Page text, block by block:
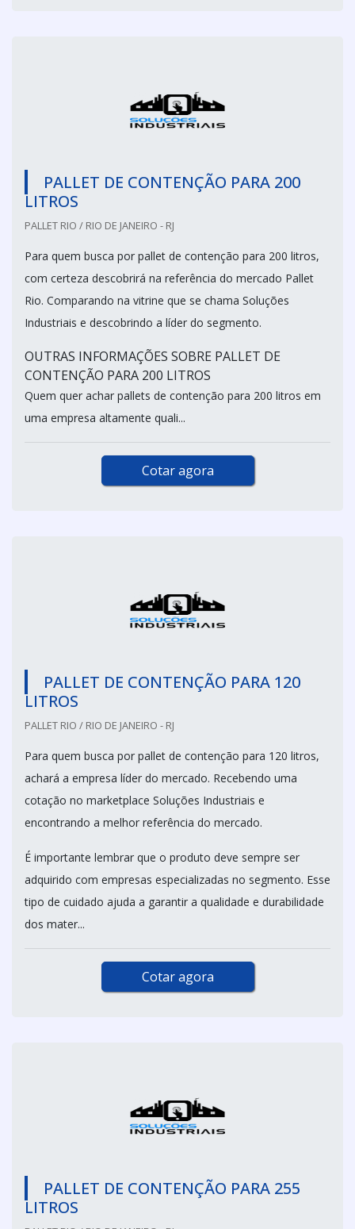
PALLET DE CONTENÇÃO PARA 200
LITROS
PALLET RIO / RIO DE JANEIRO - RJ
Para quem busca por pallet de contenção para 200 litros,
com certeza descobrirá na referência do mercado Pallet
Rio. Comparando na vitrine que se chama Soluções
Industriais e descobrindo a líder do segmento.
OUTRAS INFORMAÇÕES SOBRE PALLET DE
CONTENÇÃO PARA 200 LITROS
Quem quer achar pallets de contenção para 200 litros em
uma empresa altamente quali...
Cotar agora
PALLET DE CONTENÇÃO PARA 120
LITROS
PALLET RIO / RIO DE JANEIRO - RJ
Para quem busca por pallet de contenção para 120 litros,
achará a empresa líder do mercado. Recebendo uma
cotação no marketplace Soluções Industriais e
encontrando a melhor referência do mercado.
É importante lembrar que o produto deve sempre ser
adquirido com empresas especializadas no segmento. Esse
tipo de cuidado ajuda a garantir a qualidade e durabilidade
dos mater...
Cotar agora
PALLET DE CONTENÇÃO PARA 255
LITROS